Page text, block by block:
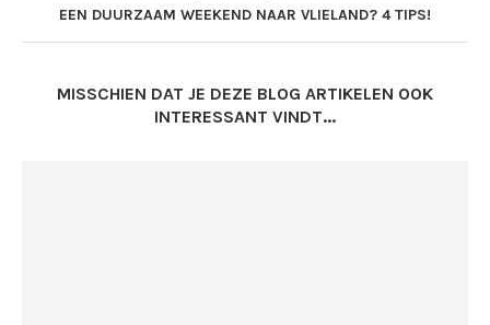
EEN DUURZAAM WEEKEND NAAR VLIELAND? 4 TIPS!
MISSCHIEN DAT JE DEZE BLOG ARTIKELEN OOK
INTERESSANT VINDT...